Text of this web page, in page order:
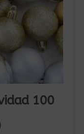
100